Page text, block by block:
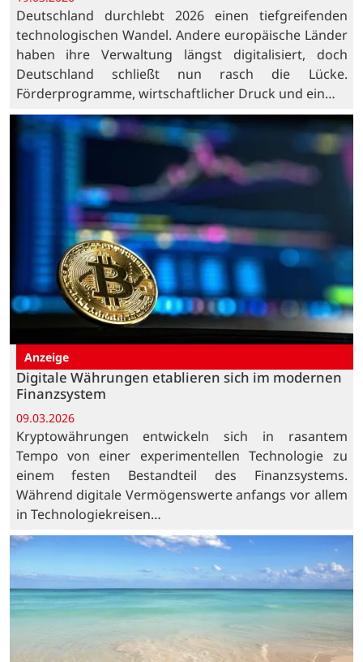
Deutschland durchlebt 2026 einen tiefgreifenden
technologischen Wandel. Andere europäische Länder
haben ihre Verwaltung längst digitalisiert, doch
Deutschland schließt nun rasch die Lücke.
Förderprogramme, wirtschaftlicher Druck und ein…
Anzeige
Digitale Währungen etablieren sich im modernen
Finanzsystem
09.03.2026
Kryptowährungen entwickeln sich in rasantem
Tempo von einer experimentellen Technologie zu
einem festen Bestandteil des Finanzsystems.
Während digitale Vermögenswerte anfangs vor allem
in Technologiekreisen…